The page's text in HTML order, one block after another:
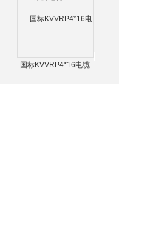
国标KVVRP4*16电缆